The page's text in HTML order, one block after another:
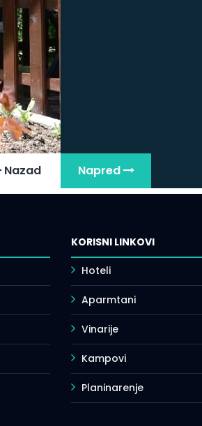
Nazad Napred
KORISNI LINKOVI
Hoteli
Aparmtani
Vinarije
Kampovi
Planinarenje